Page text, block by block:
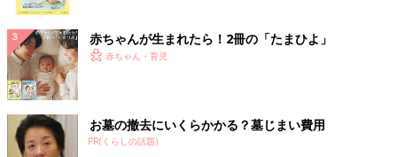
赤ちゃんが生まれたら！2冊の「たまひよ」
赤ちゃん・育児
お墓の撤去にいくらかかる？墓じまい費用
PR(くらしの話題)